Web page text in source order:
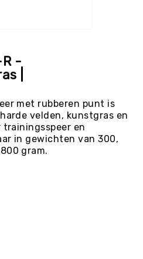
-
|
met rubberen punt is
velden, kunstgras en
trainingsspeer en
in gewichten van 300,
gram.